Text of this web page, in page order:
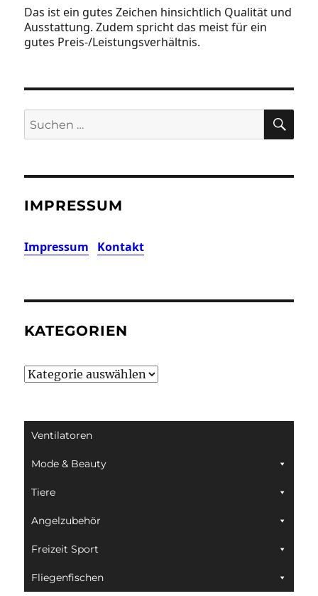
Das ist ein gutes Zeichen hinsichtlich Qualität und
Ausstattung. Zudem spricht das meist für ein
gutes Preis-/Leistungsverhältnis.
Suchen
nach:
IMPRESSUM
Impressum Kontakt
KATEGORIEN
Kategorien
Ventilatoren
Mode & Beauty
Tiere
Angelzubehör
Freizeit Sport
Fliegenfischen